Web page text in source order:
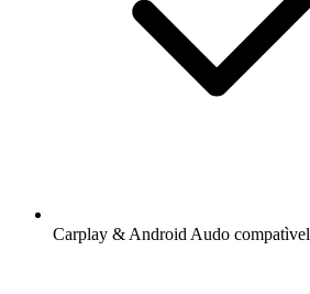
Carplay & Android Audo compatìvel